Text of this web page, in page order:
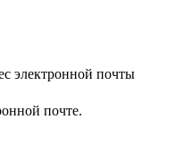
электронной почты
почте.